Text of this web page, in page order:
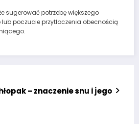
sugerować potrzebę większego
poczucie przytłoczenia obecnością
– znaczenie snu i jego